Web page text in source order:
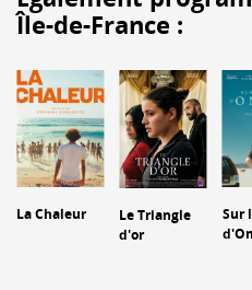
Île-de-France :
La Chaleur
Le Triangle
d'or
Sur